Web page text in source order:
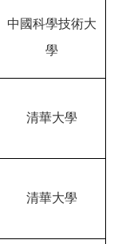
中國科學技術大
學
清華大學
清華大學